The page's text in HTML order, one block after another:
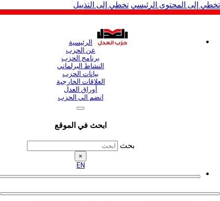
المحتوى الرئيسي تخطي إلى التذييل
الرئيسية
عن الحزب
برنامج الحزب
النشاط البرلماني
بيانات الحزب
العلاقات الخارجية
أوراق العدل
انضم الي الحزب
ابحث في الموقع